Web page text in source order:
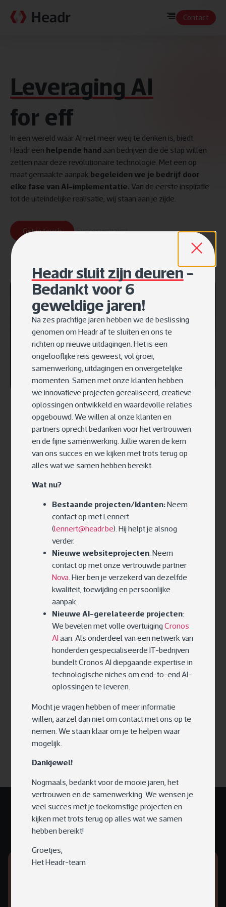
Contact
Leveraging AI
for efficiency
In een wereld waar AI niet meer weg te denken is, biedt
Headr een helpende hand aan bedrijven die de stap willen
zetten naar deze revolutionaire technologie. Met een op
maat gemaakte aanpak begeleiden we je bedrijf door
elke fase van AI-implementatie. Van de eerste inspiratie
tot de uiteindelijke realisatie, wij staan aan je zijde.
Get in touch Succesverhalen
Inspiration
AI evolueert razendsnel en biedt eindeloze
mogelijkheden. Het kan echter complex zijn om te
begrijpen hoe jouw bedrijf hiervan kan profiteren. Bij
Headr starten we met hetin kaart brengen van de
mogelijkheden die AI biedt voor jouw specifieke
situatie. We delen essentiële kennis over wat wel
en niet werkt en identificeren samen de problemen
binnen jouw bedrijf die met AI kunnen worden
opgelost. Laat je inspireren door de toekomst,
vandaag.
Meer over onze aanpak
Projecten
Headr sluit zijn deuren-
Bedankt voor 6
geweldige jaren!
Na zes prachtige jaren hebben we de beslissing
genomen om Headr af te sluiten en ons te
richten op nieuwe uitdagingen. Het is een
ongelooflijke reis geweest, vol groei,
samenwerking, uitdagingen en onvergetelijke
momenten. Samen met onze klanten hebben
we innovatieve projecten gerealiseerd, creatieve
oplossingen ontwikkeld en waardevolle relaties
opgebouwd. We willen al onze klanten en
partners oprecht bedanken voor het vertrouwen
en de fijne samenwerking. Jullie waren de kern
van ons succes en we kijken met trots terug op
alles wat we samen hebben bereikt.
Wat nu?
Bestaande projecten/klanten:Neem
contact op met Lennert
(lennert@headr.be). Hij helpt je alsnog
verder.
Nieuwe websiteprojecten: Neem
contact op met onze vertrouwde partner
Nova. Hier ben je verzekerd van dezelfde
kwaliteit, toewijding en persoonlijke
aanpak.
Nieuwe AI-gerelateerde projecten:
We bevelen met volle overtuigingCronos
AIaan. Als onderdeel van een netwerk van
honderden gespecialiseerde IT-bedrijven
bundelt Cronos AI diepgaande expertise in
technologische niches om end-to-end AI-
oplossingen te leveren.
Mocht je vragen hebben of meer informatie
willen, aarzel dan niet om contact met ons op te
nemen. We staan klaar om je te helpen waar
mogelijk.
Dankjewel!
Nogmaals, bedankt voor de mooie jaren, het
vertrouwen en de samenwerking. We wensen je
veel succes met je toekomstige projecten en
kijken met trots terug op alles wat we samen
hebben bereikt!
Groetjes,
Het Headr-team